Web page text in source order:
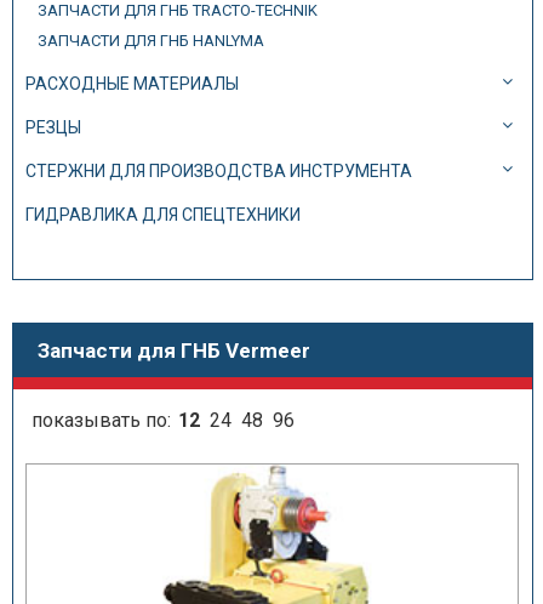
ЗАПЧАСТИ ДЛЯ ГНБ TRACTO-TECHNIK
ЗАПЧАСТИ ДЛЯ ГНБ HANLYMA
РАСХОДНЫЕ МАТЕРИАЛЫ
РЕЗЦЫ
СТЕРЖНИ ДЛЯ ПРОИЗВОДСТВА ИНСТРУМЕНТА
ГИДРАВЛИКА ДЛЯ СПЕЦТЕХНИКИ
Запчасти для ГНБ Vermeer
показывать по: 12 24 48 96